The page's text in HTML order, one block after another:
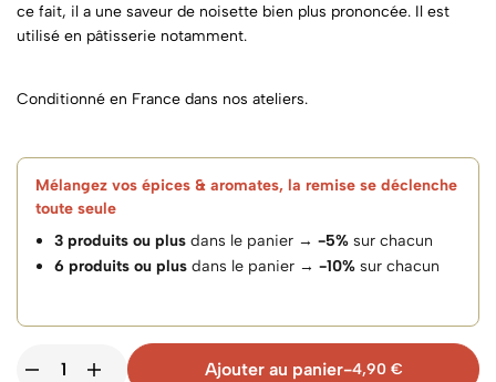
ce fait, il a une saveur de noisette bien plus prononcée. Il est
utilisé en pâtisserie notamment.
Conditionné en France dans nos ateliers.
Mélangez vos épices & aromates, la remise se déclenche
toute seule
3 produits ou plus dans le panier →-5% sur chacun
6 produits ou plus dans le panier →-10% sur chacun
Ajouter au panier-4,90 €